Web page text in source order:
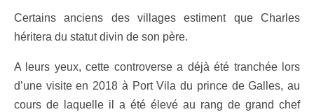
Certains anciens des villages estiment que Charles
héritera du statut divin de son père.
A leurs yeux, cette controverse a déjà été tranchée lors
d’une visite en 2018 à Port Vila du prince de Galles, au
cours de laquelle il a été élevé au rang de grand chef